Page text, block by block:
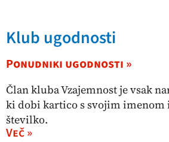
Klub ugodnosti
Ponudniki ugodnosti »
Član kluba Vzajemnost je vsak
ki dobi kartico s svojim imenom
številko.
Več »